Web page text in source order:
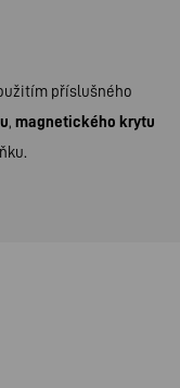
příslušného
, magnetického krytu